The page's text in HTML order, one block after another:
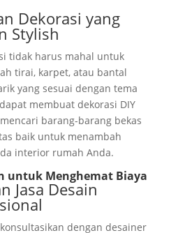
Dekorasi yang
Stylish
tidak harus mahal untuk
tirai, karpet, atau bantal
yang sesuai dengan tema
membuat dekorasi DIY
barang-barang bekas
baik untuk menambah
interior rumah Anda.
untuk Menghemat Biaya
Jasa Desain
dengan desainer